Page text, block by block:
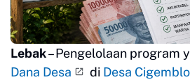
Lebak– Pengelolaan program
Dana Desa
di Desa